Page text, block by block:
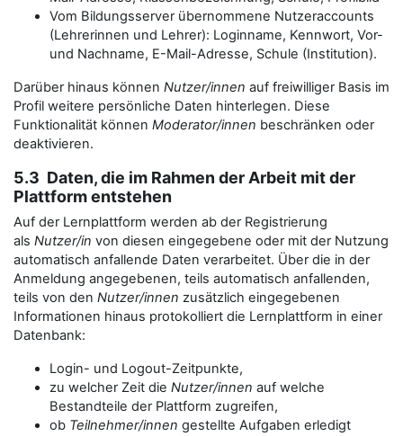
Vom Bildungsserver übernommene Nutzeraccounts
(Lehrerinnen und Lehrer): Loginname, Kennwort, Vor-
und Nachname, E-Mail-Adresse, Schule (Institution).
Darüber hinaus können Nutzer/innen auf freiwilliger Basis im
Profil weitere persönliche Daten hinterlegen. Diese
Funktionalität können Moderator/innen beschränken oder
deaktivieren.
5.3 Daten, die im Rahmen der Arbeit mit der
Plattform entstehen
Auf der Lernplattform werden ab der Registrierung
als Nutzer/in von diesen eingegebene oder mit der Nutzung
automatisch anfallende Daten verarbeitet. Über die in der
Anmeldung angegebenen, teils automatisch anfallenden,
teils von den Nutzer/innen zusätzlich eingegebenen
Informationen hinaus protokolliert die Lernplattform in einer
Datenbank:
Login- und Logout-Zeitpunkte,
zu welcher Zeit die Nutzer/innen auf welche
Bestandteile der Plattform zugreifen,
ob Teilnehmer/innen gestellte Aufgaben erledigt